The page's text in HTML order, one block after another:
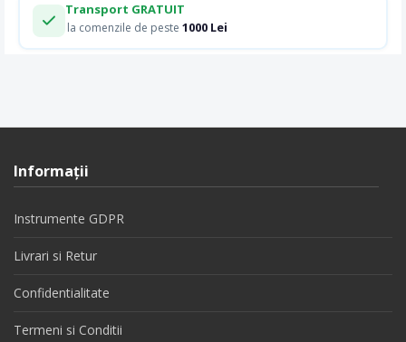
Transport GRATUIT
la comenzile de peste 1000 Lei
Informaţii
Instrumente GDPR
Livrari si Retur
Confidentialitate
Termeni si Conditii